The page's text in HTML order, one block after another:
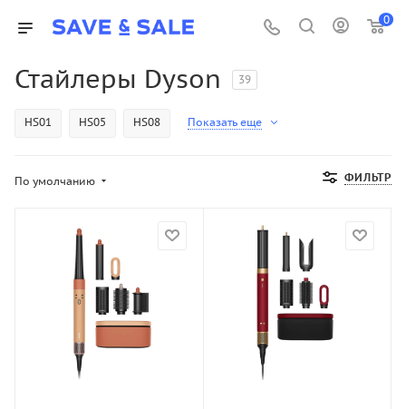
0
Стайлеры Dyson 39
HS01 HS05 HS08 Показать еще
ФИЛЬТР
По умолчанию